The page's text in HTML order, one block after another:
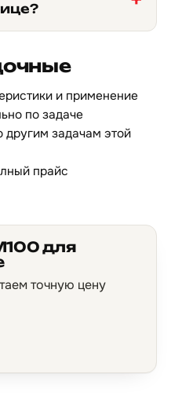
и применение
по задаче
другим задачам этой
прайс
для
точную цену